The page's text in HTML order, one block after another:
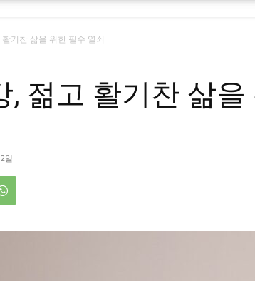
기찬 삶을 위한 필수 열쇠
, 젊고 활기찬 삶을
일